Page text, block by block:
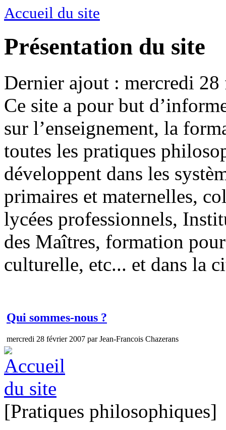
Accueil du site
Présentation du site
Dernier ajout : mercredi
Ce site a pour but
sur l’enseignement, la
toutes les pratiques
développent dans les
primaires et maternelles,
lycées professionnels,
des Maîtres, formation
culturelle, etc... et dans la
Qui sommes-nous ?
mercredi 28 février 2007 par Jean-Francois Chazerans
[Pratiques philosophiques]